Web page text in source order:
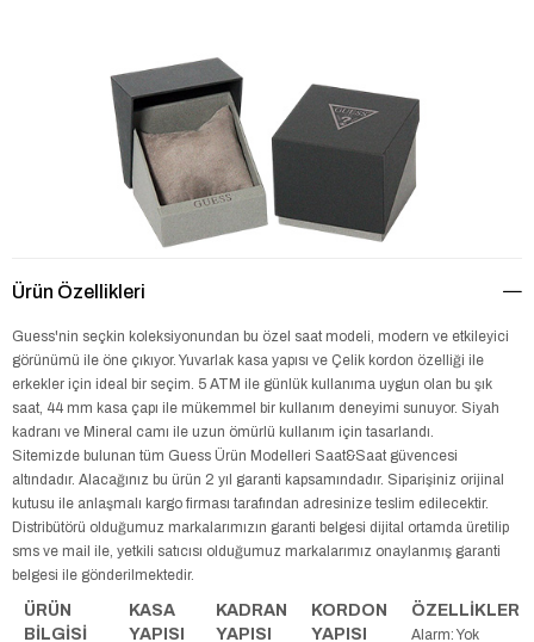
Ürün Özellikleri
Guess'nin seçkin koleksiyonundan bu özel saat modeli, modern ve etkileyici
görünümü ile öne çıkıyor. Yuvarlak kasa yapısı ve Çelik kordon özelliği ile
erkekler için ideal bir seçim. 5 ATM ile günlük kullanıma uygun olan bu şık
saat, 44 mm kasa çapı ile mükemmel bir kullanım deneyimi sunuyor. Siyah
kadranı ve Mineral camı ile uzun ömürlü kullanım için tasarlandı.
Sitemizde bulunan tüm Guess Ürün Modelleri Saat&Saat güvencesi
altındadır. Alacağınız bu ürün 2 yıl garanti kapsamındadır. Siparişiniz orijinal
kutusu ile anlaşmalı kargo firması tarafından adresinize teslim edilecektir.
Distribütörü olduğumuz markalarımızın garanti belgesi dijital ortamda üretilip
sms ve mail ile, yetkili satıcısı olduğumuz markalarımız onaylanmış garanti
belgesi ile gönderilmektedir.
ÜRÜN
BİLGİSİ
KASA
YAPISI
KADRAN
YAPISI
KORDON
YAPISI
ÖZELLİKLER
Alarm: Yok